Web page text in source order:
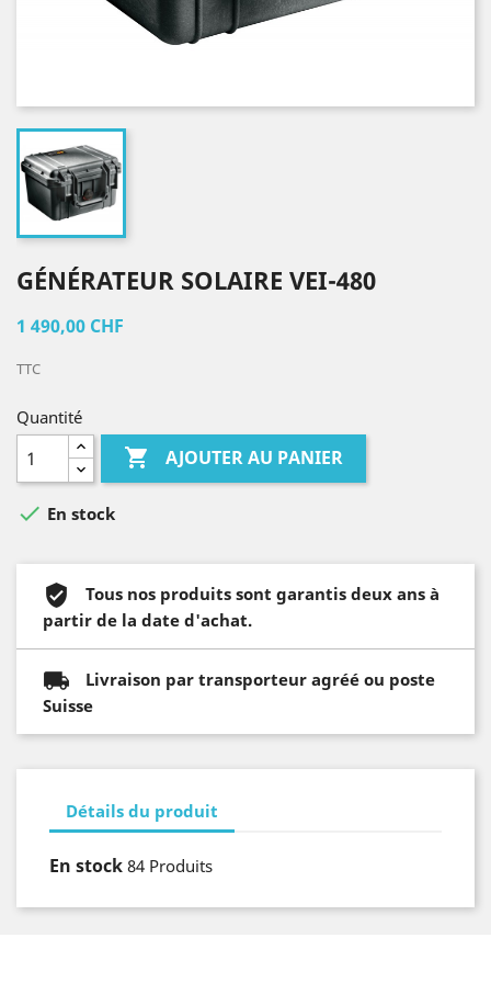
GÉNÉRATEUR SOLAIRE VEI-480
1 490,00 CHF
TTC
Quantité
 AJOUTER AU PANIER
 En stock
Tous nos produits sont garantis deux ans à
partir de la date d'achat.
Livraison par transporteur agréé ou poste
Suisse
Détails du produit
En stock 84 Produits